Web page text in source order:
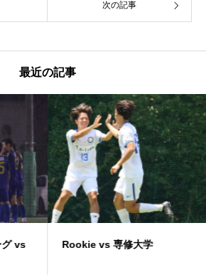
次の記事
最近の記事
グ vs
Rookie vs 専修大学